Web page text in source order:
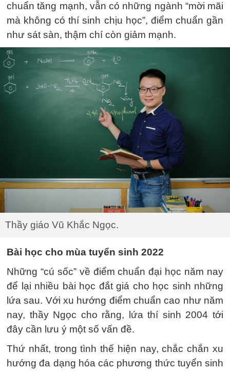
chuẩn tăng mạnh, vẫn có những ngành “mời mãi
mà không có thí sinh chịu học”, điểm chuẩn gần
như sát sàn, thậm chí còn giảm mạnh.
Thầy giáo Vũ Khắc Ngọc.
Bài học cho mùa tuyển sinh 2022
Những “cú sốc” về điểm chuẩn đại học năm nay
để lại nhiều bài học đắt giá cho học sinh những
lứa sau. Với xu hướng điểm chuẩn cao như năm
nay, thầy Ngọc cho rằng, lứa thí sinh 2004 tới
đây cần lưu ý một số vấn đề.
Thứ nhất, trong tình thế hiện nay, chắc chắn xu
hướng đa dạng hóa các phương thức tuyển sinh